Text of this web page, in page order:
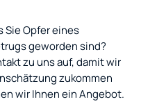
Sie Opfer eines
geworden sind?
zu uns auf, damit wir
zukommen
wir Ihnen ein Angebot.